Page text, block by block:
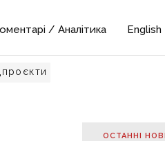
/ Аналітика English
ОСТАННІ